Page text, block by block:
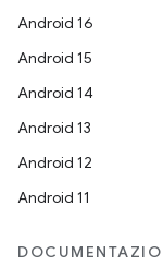
Android 16
Android 15
Android 14
Android 13
Android 12
Android 11